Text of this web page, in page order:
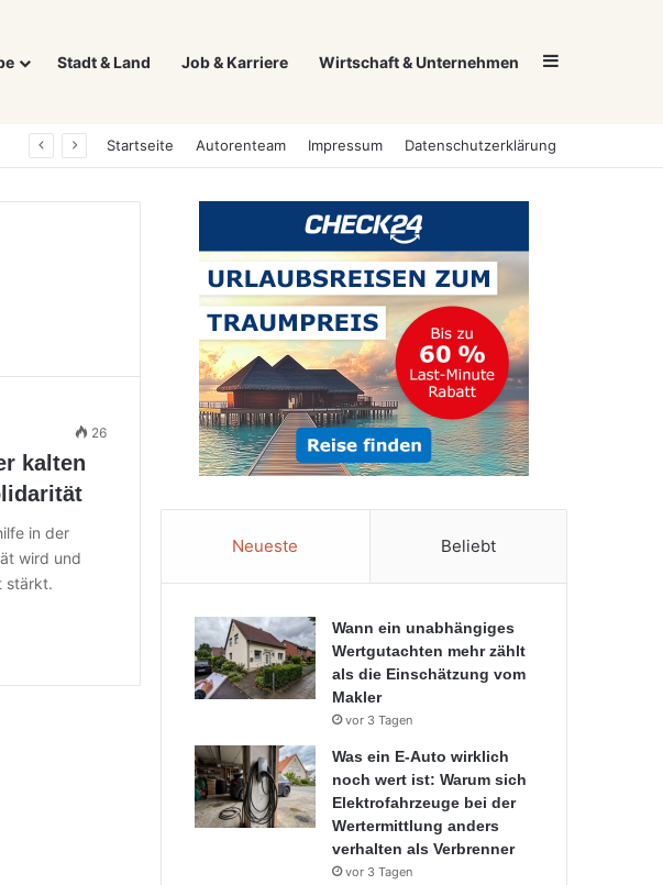
Stadt & Land Job & Karriere Wirtschaft & Unternehmen Sidebar
Startseite Autorenteam Impressum Datenschutzerklärung
26
kalten
in der
wird und
stärkt.
Neueste Beliebt
Wann ein unabhängiges
Wertgutachten mehr zählt
als die Einschätzung vom
Makler
vor 3 Tagen
Was ein E-Auto wirklich
noch wert ist: Warum sich
Elektrofahrzeuge bei der
Wertermittlung anders
verhalten als Verbrenner
vor 3 Tagen